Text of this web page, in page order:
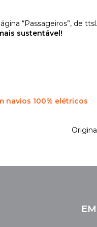
“Passageiros”, de
sustentável!
navios 100% elétricos